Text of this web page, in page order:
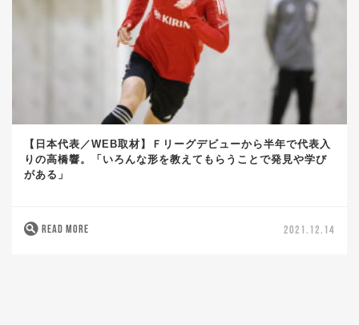
【日本代表／WEB取材】Ｆリーグデビューから半年で代表入
りの高橋響。「いろんな形を教えてもらうことで発見や学び
がある」
READ MORE 2021.12.14